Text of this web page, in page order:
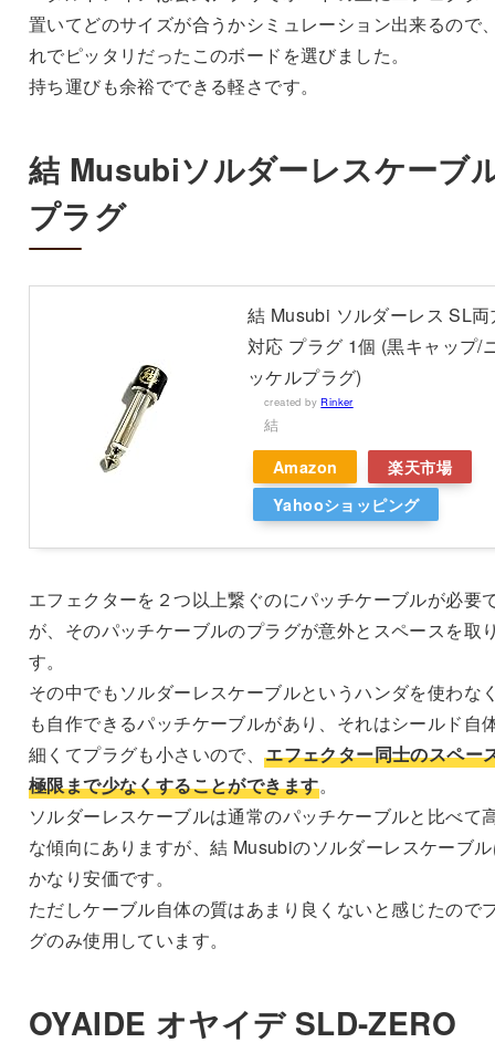
置いてどのサイズが合うかシミュレーション出来るので
れでピッタリだったこのボードを選びました。
持ち運びも余裕でできる軽さです。
結 Musubiソルダーレスケーブ
プラグ
結 Musubi ソルダーレス SL両
対応 プラグ 1個 (黒キャップ/
ッケルプラグ)
created byRinker
結
Amazon
楽天市場
Yahooショッピング
エフェクターを２つ以上繋ぐのにパッチケーブルが必要
が、そのパッチケーブルのプラグが意外とスペースを取
す。
その中でもソルダーレスケーブルというハンダを使わな
も自作できるパッチケーブルがあり、それはシールド自
細くてプラグも小さいので、エフェクター同士のスペー
極限まで少なくすることができます。
ソルダーレスケーブルは通常のパッチケーブルと比べて
な傾向にありますが、結 Musubiのソルダーレスケーブ
かなり安価です。
ただしケーブル自体の質はあまり良くないと感じたので
グのみ使用しています。
OYAIDE オヤイデ SLD-ZERO